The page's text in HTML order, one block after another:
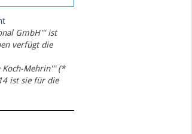
GmbH''' ist
verfügt die
Koch-Mehrin''' (*
ist sie für die